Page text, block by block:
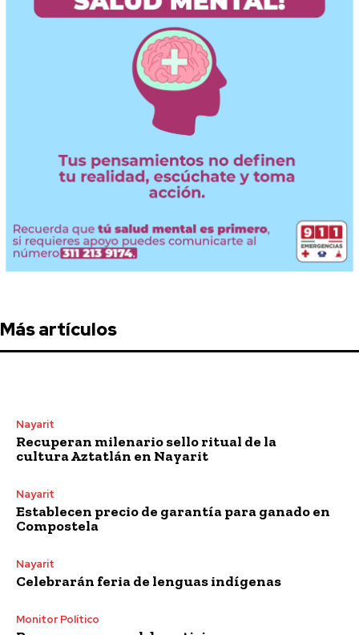
Más artículos
Nayarit
Recuperan milenario sello ritual de la
cultura Aztatlán en Nayarit
Nayarit
Establecen precio de garantía para ganado en
Compostela
Nayarit
Celebrarán feria de lenguas indígenas
Monitor Político